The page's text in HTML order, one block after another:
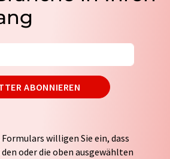
ABONNIEREN
willigen Sie ein, dass
den oder die oben ausgewählten